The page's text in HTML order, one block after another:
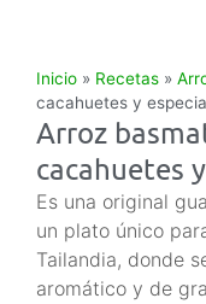
Inicio » Recetas »
cacahuetes y
Arroz
cacahuetes
Es una original
un plato único
Tailandia, donde
aromático y de